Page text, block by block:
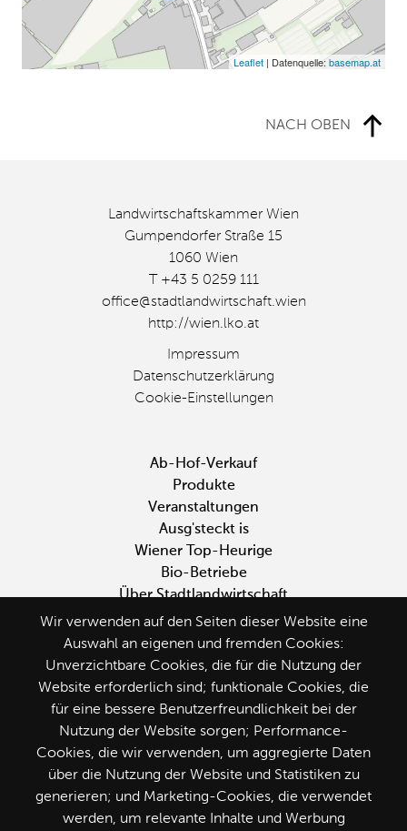
Leaflet | Datenquelle:basemap.at
NACH OBEN
Landwirtschaftskammer Wien
Gumpendorfer Straße 15
1060 Wien
T +43 5 0259 111
office@stadtlandwirtschaft.wien
http://wien.lko.at
Impressum
Datenschutzerklärung
Cookie-Einstellungen
FußbereichsmenüAb-Hof-Verkauf
Produkte
Veranstaltungen
Ausg'steckt is
Wiener Top-Heurige
Bio-Betriebe
Über Stadtlandwirtschaft
Wir verwenden auf den Seiten dieser Website eine
Auswahl an eigenen und fremden Cookies:
Unverzichtbare Cookies, die für die Nutzung der
Website erforderlich sind; funktionale Cookies, die
für eine bessere Benutzerfreundlichkeit bei der
Nutzung der Website sorgen; Performance-
Cookies, die wir verwenden, um aggregierte Daten
über die Nutzung der Website und Statistiken zu
generieren; und Marketing-Cookies, die verwendet
werden, um relevante Inhalte und Werbung
Seite weiterempfehlen
Folge uns